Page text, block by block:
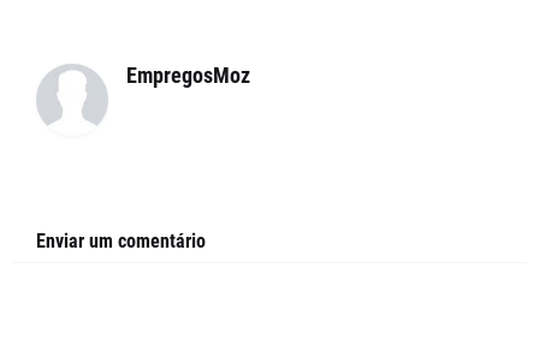
EmpregosMoz
Enviar um comentário